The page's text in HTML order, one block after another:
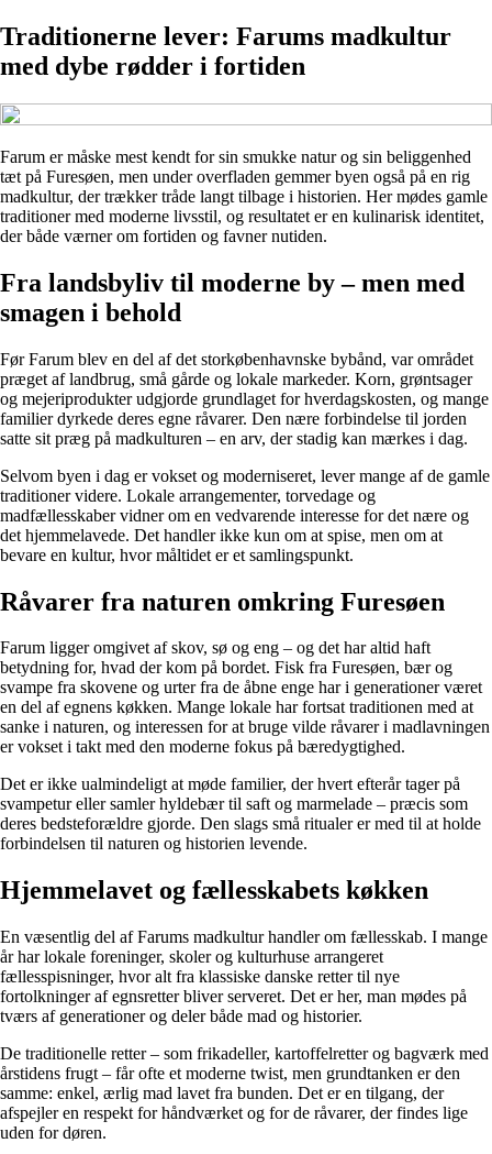
Traditionerne lever: Farums madkultur
med dybe rødder i fortiden
Farum er måske mest kendt for sin smukke natur og sin beliggenhed
tæt på Furesøen, men under overfladen gemmer byen også på en rig
madkultur, der trækker tråde langt tilbage i historien. Her mødes gamle
traditioner med moderne livsstil, og resultatet er en kulinarisk identitet,
der både værner om fortiden og favner nutiden.
Fra landsbyliv til moderne by – men med
smagen i behold
Før Farum blev en del af det storkøbenhavnske bybånd, var området
præget af landbrug, små gårde og lokale markeder. Korn, grøntsager
og mejeriprodukter udgjorde grundlaget for hverdagskosten, og mange
familier dyrkede deres egne råvarer. Den nære forbindelse til jorden
satte sit præg på madkulturen – en arv, der stadig kan mærkes i dag.
Selvom byen i dag er vokset og moderniseret, lever mange af de gamle
traditioner videre. Lokale arrangementer, torvedage og
madfællesskaber vidner om en vedvarende interesse for det nære og
det hjemmelavede. Det handler ikke kun om at spise, men om at
bevare en kultur, hvor måltidet er et samlingspunkt.
Råvarer fra naturen omkring Furesøen
Farum ligger omgivet af skov, sø og eng – og det har altid haft
betydning for, hvad der kom på bordet. Fisk fra Furesøen, bær og
svampe fra skovene og urter fra de åbne enge har i generationer været
en del af egnens køkken. Mange lokale har fortsat traditionen med at
sanke i naturen, og interessen for at bruge vilde råvarer i madlavningen
er vokset i takt med den moderne fokus på bæredygtighed.
Det er ikke ualmindeligt at møde familier, der hvert efterår tager på
svampetur eller samler hyldebær til saft og marmelade – præcis som
deres bedsteforældre gjorde. Den slags små ritualer er med til at holde
forbindelsen til naturen og historien levende.
Hjemmelavet og fællesskabets køkken
En væsentlig del af Farums madkultur handler om fællesskab. I mange
år har lokale foreninger, skoler og kulturhuse arrangeret
fællesspisninger, hvor alt fra klassiske danske retter til nye
fortolkninger af egnsretter bliver serveret. Det er her, man mødes på
tværs af generationer og deler både mad og historier.
De traditionelle retter – som frikadeller, kartoffelretter og bagværk med
årstidens frugt – får ofte et moderne twist, men grundtanken er den
samme: enkel, ærlig mad lavet fra bunden. Det er en tilgang, der
afspejler en respekt for håndværket og for de råvarer, der findes lige
uden for døren.